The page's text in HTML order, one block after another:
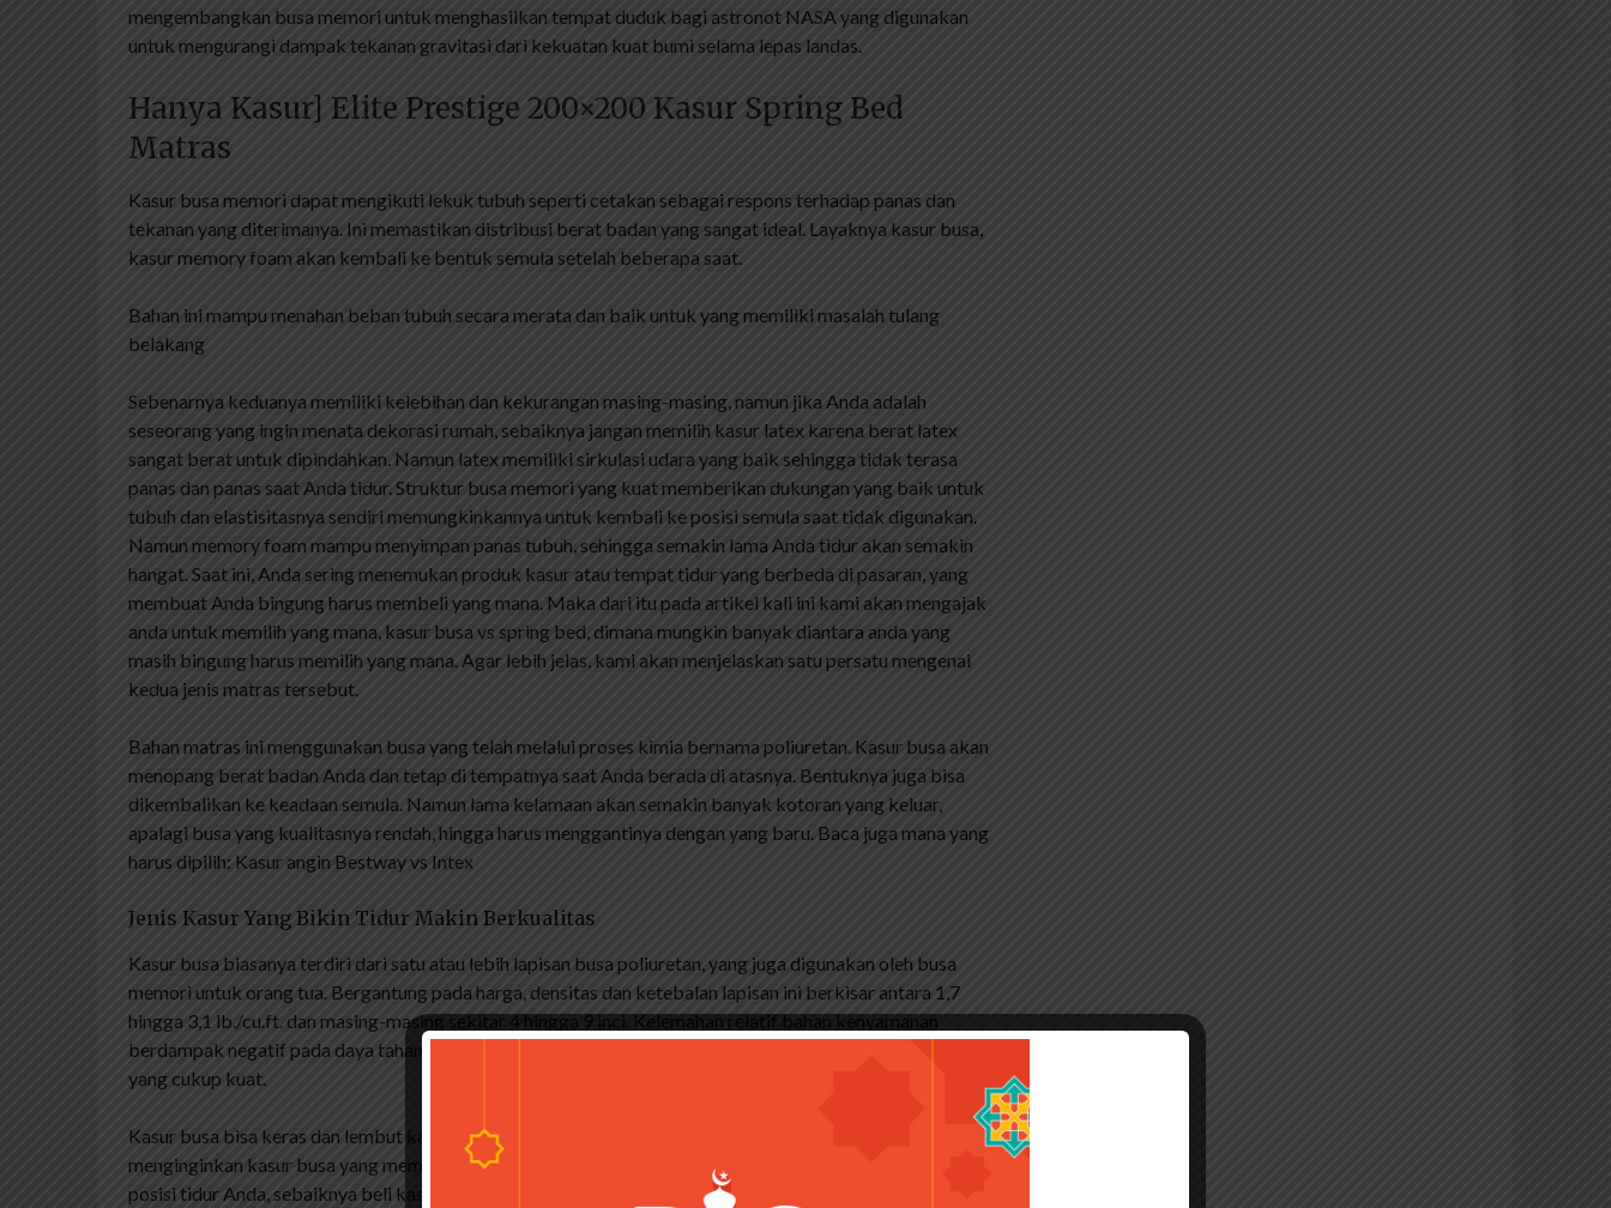
mengembangkan busa memori untuk menghasilkan tempat duduk bagi astronot NASA yang digunakan
untuk mengurangi dampak tekanan gravitasi dari kekuatan kuat bumi selama lepas landas.
Hanya Kasur] Elite Prestige 200×200 Kasur Spring Bed
Matras
Kasur busa memori dapat mengikuti lekuk tubuh seperti cetakan sebagai respons terhadap panas dan
tekanan yang diterimanya. Ini memastikan distribusi berat badan yang sangat ideal. Layaknya kasur busa,
kasur memory foam akan kembali ke bentuk semula setelah beberapa saat.
Bahan ini mampu menahan beban tubuh secara merata dan baik untuk yang memiliki masalah tulang
belakang
Sebenarnya keduanya memiliki kelebihan dan kekurangan masing-masing, namun jika Anda adalah
seseorang yang ingin menata dekorasi rumah, sebaiknya jangan memilih kasur latex karena berat latex
sangat berat untuk dipindahkan. Namun latex memiliki sirkulasi udara yang baik sehingga tidak terasa
panas dan panas saat Anda tidur. Struktur busa memori yang kuat memberikan dukungan yang baik untuk
tubuh dan elastisitasnya sendiri memungkinkannya untuk kembali ke posisi semula saat tidak digunakan.
Namun memory foam mampu menyimpan panas tubuh, sehingga semakin lama Anda tidur akan semakin
hangat. Saat ini, Anda sering menemukan produk kasur atau tempat tidur yang berbeda di pasaran, yang
membuat Anda bingung harus membeli yang mana. Maka dari itu pada artikel kali ini kami akan mengajak
anda untuk memilih yang mana, kasur busa vs spring bed, dimana mungkin banyak diantara anda yang
masih bingung harus memilih yang mana. Agar lebih jelas, kami akan menjelaskan satu persatu mengenai
kedua jenis matras tersebut.
Bahan matras ini menggunakan busa yang telah melalui proses kimia bernama poliuretan. Kasur busa akan
menopang berat badan Anda dan tetap di tempatnya saat Anda berada di atasnya. Bentuknya juga bisa
dikembalikan ke keadaan semula. Namun lama kelamaan akan semakin banyak kotoran yang keluar,
apalagi busa yang kualitasnya rendah, hingga harus menggantinya dengan yang baru. Baca juga mana yang
harus dipilih: Kasur angin Bestway vs Intex
Jenis Kasur Yang Bikin Tidur Makin Berkualitas
Kasur busa biasanya terdiri dari satu atau lebih lapisan busa poliuretan, yang juga digunakan oleh busa
memori untuk orang tua. Bergantung pada harga, densitas dan ketebalan lapisan ini berkisar antara 1,7
hingga 3,1 lb./cu.ft. dan masing-masing sekitar 4 hingga 9 inci. Kelemahan relatif bahan kenyamanan
berdampak negatif pada daya tahan dan daya dukung kasur, namun tidak jarang ditemukan kasur busa
yang cukup kuat.
Kasur busa bisa keras dan lembut karena mendistribusikan berat badan Anda secara merata. Jika Anda
menginginkan kasur busa yang memberikan dukungan yang memadai untuk struktur tubuh Anda, apapun
posisi tidur Anda, sebaiknya beli kasur memory foam (tentunya lebih mahal). Ini karena kasur busa biasa